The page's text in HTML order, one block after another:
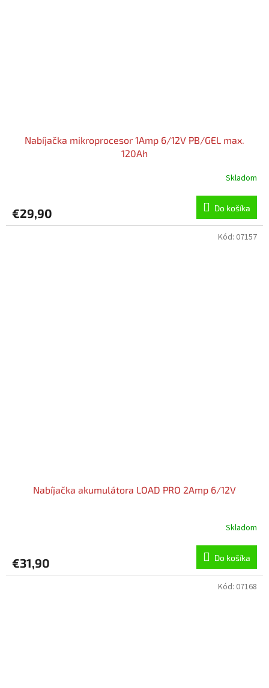
Nabíjačka mikroprocesor 1Amp 6/12V PB/GEL max.
120Ah
Skladom
€29,90 Do košíka
Nabíjačka akumulátora LOAD PRO 2Amp 6/12V
Skladom
€31,90 Do košíka
Kód: 07157
Kód: 07168